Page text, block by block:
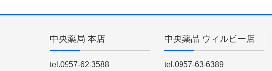
中央薬局 本店
tel.0957-62-3588
中央薬品 ウィルビー店
tel.0957-63-6389